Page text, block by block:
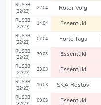
RUS3B
(22/23)
22.04 Rotor Volg
RUS3B
(22/23)
14.04 Essentuki
RUS3B
(22/23)
07.04 Forte Taga
RUS3B
(22/23)
30.03 Essentuki
RUS3B
(22/23)
23.03 Essentuki
RUS3B
(22/23)
16.03 SKA Rostov
RUS3B
(22/23)
09.03 Essentuki